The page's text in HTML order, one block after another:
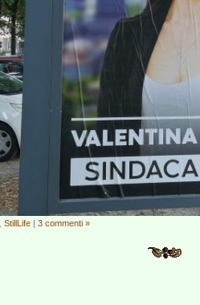
StillLife | 3 commenti »